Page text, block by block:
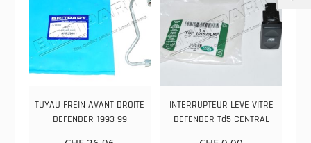
TUYAU FREIN AVANT DROITE
DEFENDER 1993-99
INTERRUPTEUR LEVE VITRE
DEFENDER Td5 CENTRAL